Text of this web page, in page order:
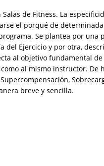
de Fitness. La
el porqué de
Se plantea por
Ejercicio y por otra,
al objetivo fundamental
al mismo instructor.
breve y sencilla.